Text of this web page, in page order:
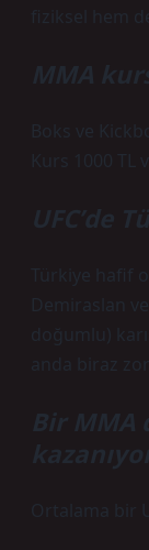
fiziksel hem
MMA
Boks ve
Kurs 1000 TL
UFC’de
Türkiye hafif
Demiraslan
doğumlu)
anda biraz
Bir
Ortalama bir